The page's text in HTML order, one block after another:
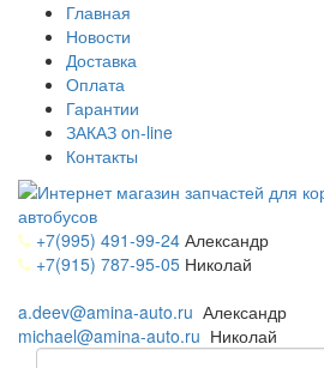
Главная
Новости
Доставка
Оплата
Гарантии
ЗАКАЗ on-line
Контакты
+7(995) 491-99-24 Александр
+7(915) 787-95-05 Николай
a.deev@amina-auto.ru Александр
michael@amina-auto.ru Николай